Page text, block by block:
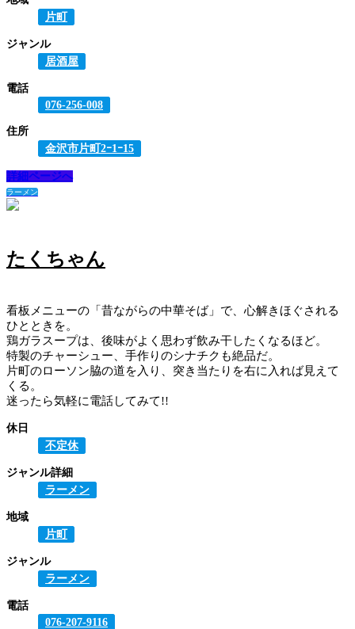
片町
ジャンル
居酒屋
電話
076-256-008
住所
金沢市片町2ｰ1ｰ15
詳細ページへ
ラーメン
たくちゃん
看板メニューの「昔ながらの中華そば」で、心解きほぐされる
ひとときを。
鶏ガラスープは、後味がよく思わず飲み干したくなるほど。
特製のチャーシュー、手作りのシナチクも絶品だ。
片町のローソン脇の道を入り、突き当たりを右に入れば見えて
くる。
迷ったら気軽に電話してみて!!
休日
不定休
ジャンル詳細
ラーメン
地域
片町
ジャンル
ラーメン
電話
076-207-9116